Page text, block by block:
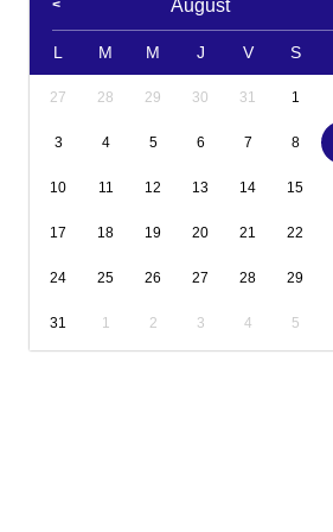
August
L M M J V S
27 28 29 30 31 1
3 4 5 6 7 8
10 11 12 13 14 15
17 18 19 20 21 22
24 25 26 27 28 29
31 1 2 3 4 5